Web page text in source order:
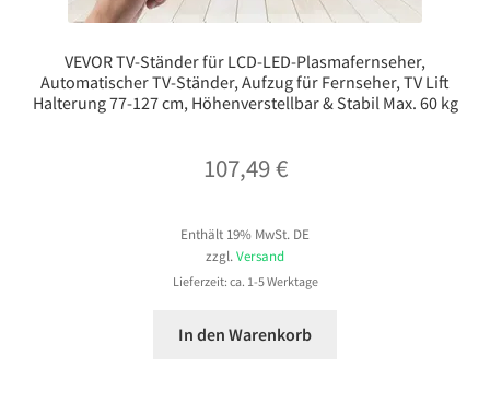
VEVOR TV-Ständer für LCD-LED-Plasmafernseher,
Automatischer TV-Ständer, Aufzug für Fernseher, TV Lift
Halterung 77-127 cm, Höhenverstellbar & Stabil Max. 60 kg
107,49€
Enthält 19% MwSt. DE
zzgl. Versand
Lieferzeit: ca. 1-5 Werktage
In den Warenkorb